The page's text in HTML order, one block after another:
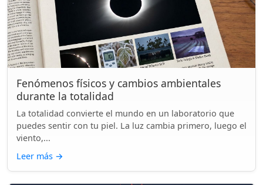
Fenómenos físicos y cambios ambientales
durante la totalidad
La totalidad convierte el mundo en un laboratorio que
puedes sentir con tu piel. La luz cambia primero, luego el
viento,...
Leer más →